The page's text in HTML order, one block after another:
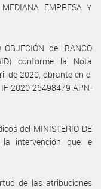
EMPRESA Y
del BANCO
conforme la Nota
de 2020, obrante en el
26498479-APN-
del MINISTERIO DE
la intervención que le
de las atribuciones